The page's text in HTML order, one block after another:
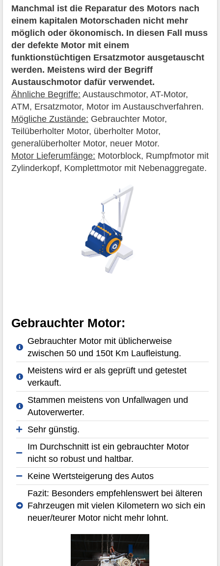
Manchmal ist die Reparatur des Motors nach
einem kapitalen Motorschaden nicht mehr
möglich oder ökonomisch. In diesen Fall muss
der defekte Motor mit einem
funktionstüchtigen Ersatzmotor ausgetauscht
werden. Meistens wird der Begriff
Austauschmotor dafür verwendet.
Ähnliche Begriffe: Austauschmotor, AT-Motor,
ATM, Ersatzmotor, Motor im Austauschverfahren.
Mögliche Zustände: Gebrauchter Motor,
Teilüberholter Motor, überholter Motor,
generalüberholter Motor, neuer Motor.
Motor Lieferumfänge: Motorblock, Rumpfmotor mit
Zylinderkopf, Komplettmotor mit Nebenaggregate.
Gebrauchter Motor:
Gebrauchter Motor mit üblicherweise
zwischen 50 und 150t Km Laufleistung.
Meistens wird er als geprüft und getestet
verkauft.
Stammen meistens von Unfallwagen und
Autoverwerter.
Sehr günstig.
Im Durchschnitt ist ein gebrauchter Motor
nicht so robust und haltbar.
Keine Wertsteigerung des Autos
Fazit: Besonders empfehlenswert bei älteren
Fahrzeugen mit vielen Kilometern wo sich ein
neuer/teurer Motor nicht mehr lohnt.